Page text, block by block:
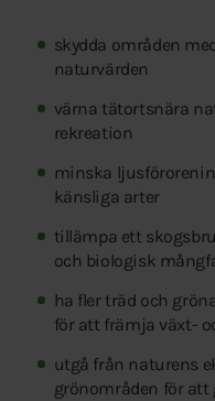
skydda områden
naturvärden
värna tätortsnära
rekreation
minska
känsliga arter
tillämpa ett
och biologisk
ha fler träd och
för att främja växt-
utgå från naturens
grönområden för